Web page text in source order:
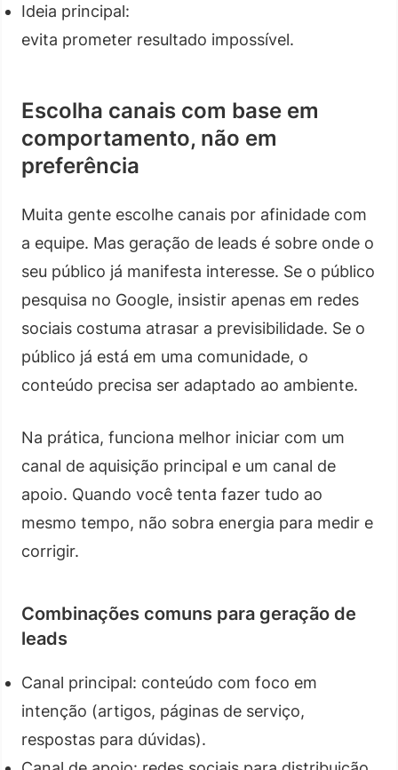
Ideia principal:
evita prometer resultado impossível.
Escolha canais com base em
comportamento, não em
preferência
Muita gente escolhe canais por afinidade com
a equipe. Mas geração de leads é sobre onde o
seu público já manifesta interesse. Se o público
pesquisa no Google, insistir apenas em redes
sociais costuma atrasar a previsibilidade. Se o
público já está em uma comunidade, o
conteúdo precisa ser adaptado ao ambiente.
Na prática, funciona melhor iniciar com um
canal de aquisição principal e um canal de
apoio. Quando você tenta fazer tudo ao
mesmo tempo, não sobra energia para medir e
corrigir.
Combinações comuns para geração de
leads
Canal principal: conteúdo com foco em
intenção (artigos, páginas de serviço,
respostas para dúvidas).